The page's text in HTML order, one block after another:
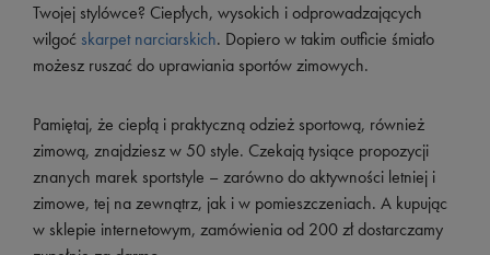
Twojej stylówce? Ciepłych, wysokich i odprowadzających
wilgoć skarpet narciarskich. Dopiero w takim outficie śmiało
możesz ruszać do uprawiania sportów zimowych.
Pamiętaj, że ciepłą i praktyczną odzież sportową, również
zimową, znajdziesz w 50 style. Czekają tysiące propozycji
znanych marek sportstyle – zarówno do aktywności letniej i
zimowe, tej na zewnątrz, jak i w pomieszczeniach. A kupując
w sklepie internetowym, zamówienia od 200 zł dostarczamy